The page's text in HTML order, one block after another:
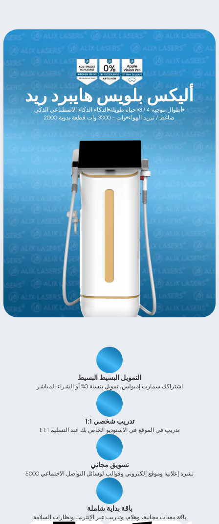
أليكس بلويس هايبرد ريد
الذكاء الذكاء الاصطناعي الذكي حياة طويلة
3 / 4 أطوال موجية
2000 وات - 3000 وات قطعة يدوية ضاغط / تبريد الهواء
التمويل البسيط البسيط
اشتراكك سمارت إمبولس، تمويل بنسبة 0% أو الشراء المباشر
تدريب شخصي 1:1
1: 1: 1 تدريب في الموقع في الاستوديو الخاص بك عند التسليم
تسويق مجاني
5000 نشرة إعلانية وموقع إلكتروني وقوالب لوسائل التواصل الاجتماعي
باقة بداية شاملة
باقة معدات مجانية، وهلام، وتدريب عبر الإنترنت ونظارات السلامة